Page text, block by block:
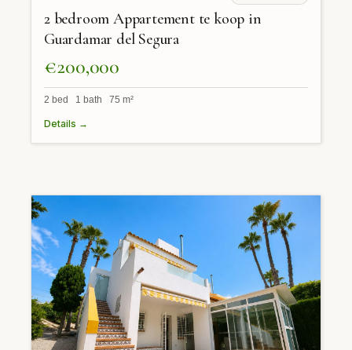
2 bedroom Appartement te koop in
Guardamar del Segura
€200,000
2 bed 1 bath 75 m²
Details →